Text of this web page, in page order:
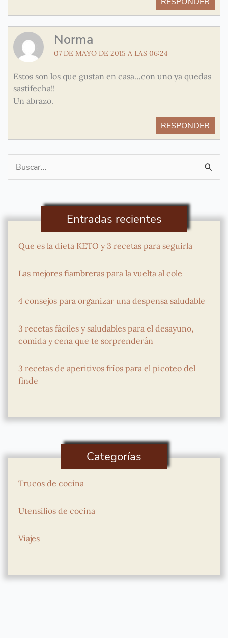
Norma
07 DE MAYO DE 2015 A LAS 06:24
Estos son los que gustan en casa…con uno ya quedas
sastifecha!!
Un abrazo.
RESPONDER
Buscar
por:
Entradas recientes
Que es la dieta KETO y 3 recetas para seguirla
Las mejores fiambreras para la vuelta al cole
4 consejos para organizar una despensa saludable
3 recetas fáciles y saludables para el desayuno,
comida y cena que te sorprenderán
3 recetas de aperitivos fríos para el picoteo del
finde
Categorías
Trucos de cocina
Utensilios de cocina
Viajes